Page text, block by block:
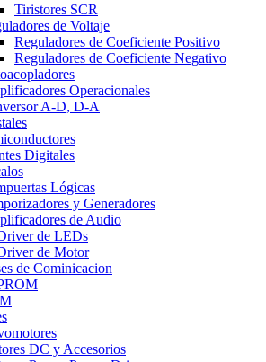
Tiristores SCR
de Voltaje
Reguladores de Coeficiente Positivo
Reguladores de Coeficiente Negativo
Operacionales
A-D, D-A
Digitales
Lógicas
y Generadores
de Audio
de LEDs
de Motor
de Cominicacion
DC y Accesorios